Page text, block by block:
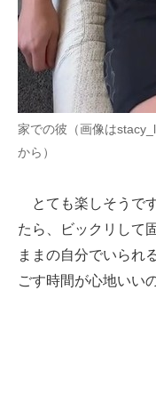
家での彼（画像は
から）
とても楽しそうで
たら、ビックリして
ままの自分でいられ
ごす時間が心地いい